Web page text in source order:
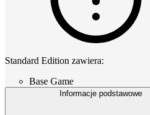
Standard Edition zawiera:
Base Game
Informacje podstawowe